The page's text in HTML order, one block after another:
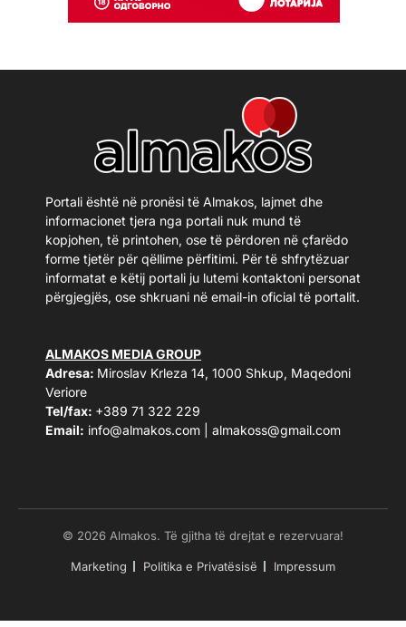
Portali është në pronësi të Almakos, lajmet dhe
informacionet tjera nga portali nuk mund të
kopjohen, të printohen, ose të përdoren në çfarëdo
forme tjetër për qëllime përfitimi. Për të shfrytëzuar
informatat e këtij portali ju lutemi kontaktoni personat
përgjegjës, ose shkruani në email-in oficial të portalit.
ALMAKOS MEDIA GROUP
Adresa: Miroslav Krleza 14, 1000 Shkup, Maqedoni
Veriore
Tel/fax: +389 71 322 229
Email: info@almakos.com almakoss@gmail.com
© 2026 Almakos. Të gjitha të drejtat e rezervuara!
Marketing Politika e Privatësisë Impressum